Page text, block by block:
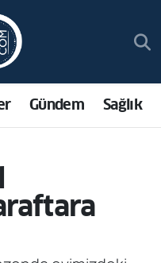
Gündem Sağlık
Fikstür